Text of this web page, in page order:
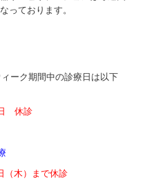
っております。
ーク期間中の診療日は以下
休診
（木）まで休診